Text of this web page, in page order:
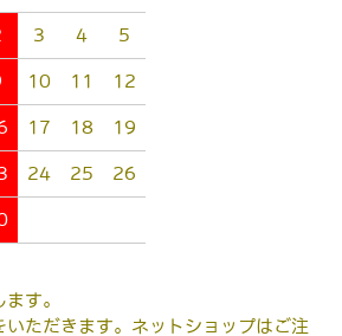
3 4 5
10 11 12
17 18 19
24 25 26
す。
いただきます。ネットショップはご注